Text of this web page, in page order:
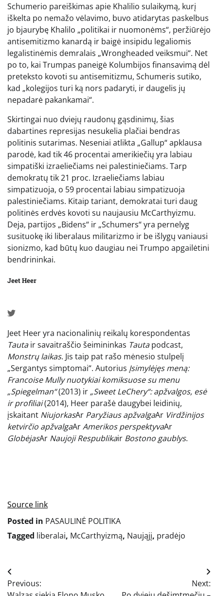
Schumerio pareiškimas apie Khalilio sulaikymą, kurį
iškelta po nemažo vėlavimo, buvo atidarytas paskelbus
jo bjaurybę Khalilo „politikai ir nuomonėms“, peržiūrėjo
antisemitizmo kanardą ir baigė insipidu legaliomis
legalistinėmis demralais „Wrongheaded veiksmui“. Net
po to, kai Trumpas paneigė Kolumbijos finansavimą dėl
preteksto kovoti su antisemitizmu, Schumeris sutiko,
kad „kolegijos turi ką nors padaryti, ir daugelis jų
nepadarė pakankamai“.
Skirtingai nuo dviejų raudonų gąsdinimų, šias
dabartines represijas nesukelia plačiai bendras
politinis sutarimas. Neseniai atlikta „Gallup“ apklausa
parodė, kad tik 46 procentai amerikiečių yra labiau
simpatiški izraeliečiams nei palestiniečiams. Tarp
demokratų tik 21 proc. Izraeliečiams labiau
simpatizuoja, o 59 procentai labiau simpatizuoja
palestiniečiams. Kitaip tariant, demokratai turi daug
politinės erdvės kovoti su naujausiu McCarthyizmu.
Deja, partijos „Bidens“ ir „Schumers“ yra pernelyg
susituokę iki liberalaus militarizmo ir be išlygų vaniausi
sionizmo, kad būtų kuo daugiau nei Trumpo apgailėtini
bendrininkai.
Jeet Heer
Jeet Heer yra nacionalinių reikalų korespondentas
Tautair savaitraščio šeimininkas Tautapodcast,
Monstrų laikas. Jis taip pat rašo mėnesio stulpelį
„Sergantys simptomai“. Autorius Įsimylėjęs meną:
Francoise Mully nuotykiai komiksuose su menu
„Spiegelman“(2013) ir „Sweet LeChery“: apžvalgos, esė
ir profiliai(2014), Heer parašė daugybei leidinių,
įskaitant NiujorkasAr Paryžiaus apžvalgaAr Virdžinijos
ketvirčio apžvalgaArAmerikos perspektyvaAr
GlobėjasAr Naujoji Respublikair Bostono gaublys.
Source link
Posted in PASAULINĖ POLITIKA
Tagged liberalai, McCarthyizmą, Naująjį, pradėjo
Navigacija
tarp
Previous:
Next: